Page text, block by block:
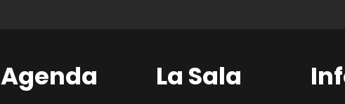
Agenda La Sala